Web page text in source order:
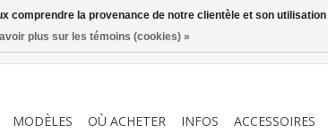
MODÈLES OÙ ACHETER INFOS ACCESSOIRES
la provenance de notre clientèle et son
plus sur les témoins (cookies) »